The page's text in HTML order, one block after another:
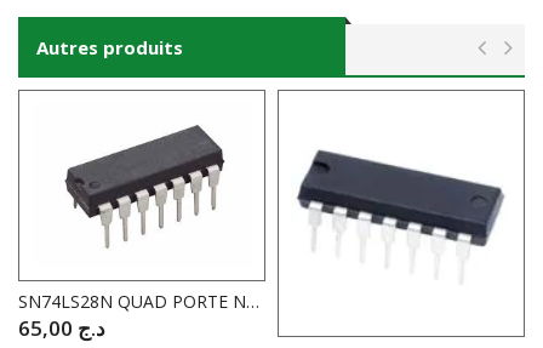
Autres produits
SN74LS28N QUAD PORTE NON 2 ENTREE
د.ج